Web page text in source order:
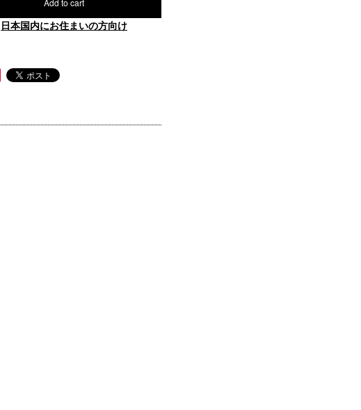
Add to cart
日本国内にお住まいの方向け